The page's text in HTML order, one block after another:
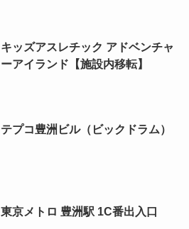
キッズアスレチック アドベンチャ
ーアイランド【施設内移転】
テプコ豊洲ビル（ビックドラム）
東京メトロ 豊洲駅 1C番出入口